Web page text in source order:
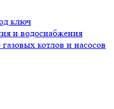
ключ
и водоснабжения
котлов и насосов